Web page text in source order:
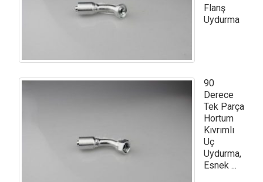
Flanş
Uydurma
90
Derece
Tek Parça
Hortum
Kıvrımlı
Uç
Uydurma,
Esnek ...